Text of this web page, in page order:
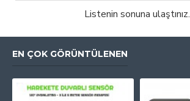
Listenin sonuna ulaştınız.
EN ÇOK GÖRÜNTÜLENEN